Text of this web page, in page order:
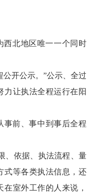
西北地区唯一一个同时
开公示。”公示、全过
力让执法全程运行在阳
前、事中到事后全程
依据、执法流程、量
式等各类执法信息，还
室外工作的人来说，